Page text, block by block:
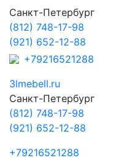
Санкт-Петербург
(812) 748-17-98
(921) 652-12-88
+79216521288
3lmebell.ru
Санкт-Петербург
(812) 748-17-98
(921) 652-12-88
+79216521288